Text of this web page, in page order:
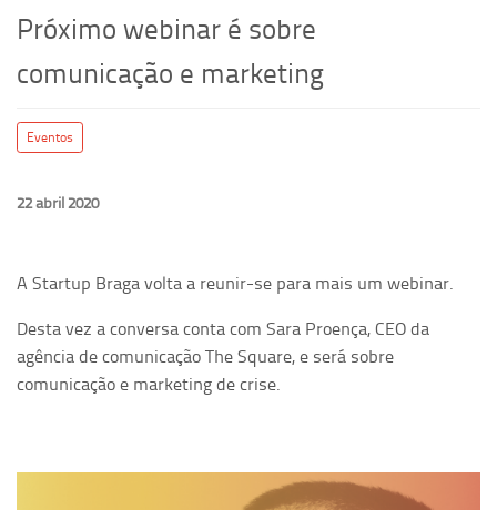
Próximo webinar é sobre
comunicação e marketing
Eventos
22 abril 2020
A Startup Braga volta a reunir-se para mais um webinar.
Desta vez a conversa conta com Sara Proença, CEO da
agência de comunicação The Square, e será sobre
comunicação e marketing de crise.